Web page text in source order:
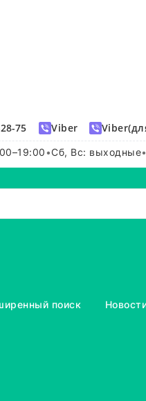
75 Viber
•Сб, Вс: выходные•
поиск